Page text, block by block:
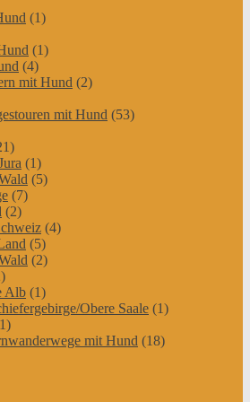
(1)
(1)
(4)
mit Hund (2)
mit Hund (53)
(1)
(5)
(7)
(2)
(4)
(5)
(2)
Alb (1)
Obere Saale (1)
mit Hund (18)